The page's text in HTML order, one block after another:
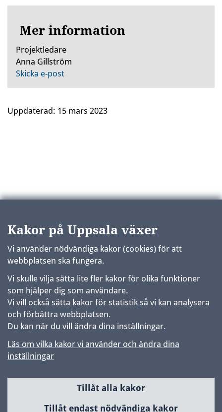
Mer information
Projektledare
Anna Gillström
Skicka e-post
Uppdaterad: 15 mars 2023
Kakor på Uppsala växer
Vi använder nödvändiga kakor (cookies) för att
webbplatsen ska fungera.
Vi skulle vilja sätta lite fler kakor för olika funktioner
som hjälper dig som användare.
Vi vill också sätta kakor för statistik så vi kan analysera
och förbättra webbplatsen.
Du kan när du vill ändra dina inställningar.
Läs om vilka kakor vi använder och ändra dina
inställningar
Tillåt alla kakor
Tillåt endast nödvändiga kakor